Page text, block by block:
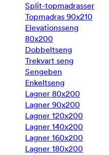
Split-topmadrasser
Topmadras 90x210
Elevationsseng
80x200
Dobbeltseng
Trekvart seng
Sengeben
Enkeltseng
Lagner 80x200
Lagner 90x200
Lagner 120x200
Lagner 140x200
Lagner 160x200
Lagner 180x200